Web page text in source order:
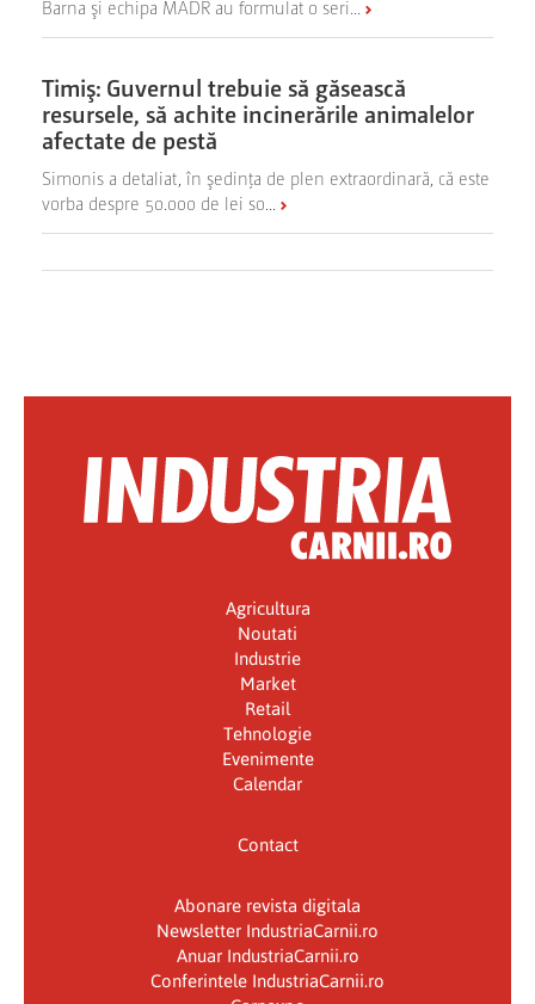
Barna şi echipa MADR au formulat o seri...
Timiş: Guvernul trebuie să găsească
resursele, să achite incinerările animalelor
afectate de pestă
Simonis a detaliat, în şedinţa de plen extraordinară, că este
vorba despre 50.000 de lei so...
Agricultura
Noutati
Industrie
Market
Retail
Tehnologie
Evenimente
Calendar
Contact
Abonare revista digitala
Newsletter IndustriaCarnii.ro
Anuar IndustriaCarnii.ro
Conferintele IndustriaCarnii.ro